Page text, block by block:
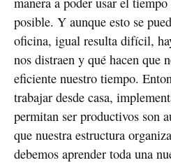
posible. Y aunque esto se
oficina, igual resulta difícil,
nos distraen y qué hacen que
eficiente nuestro tiempo.
trabajar desde casa,
permitan ser productivos son
que nuestra estructura
debemos aprender toda una